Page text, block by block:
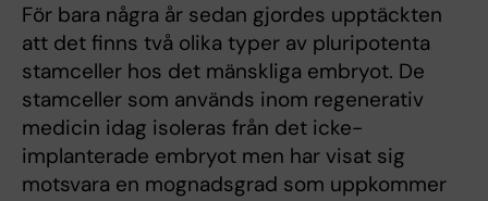
För bara några år sedan gjordes upptäckten
att det finns två olika typer av pluripotenta
stamceller hos det mänskliga embryot. De
stamceller som används inom regenerativ
medicin idag isoleras från det icke-
implanterade embryot men har visat sig
motsvara en mognadsgrad som uppkommer